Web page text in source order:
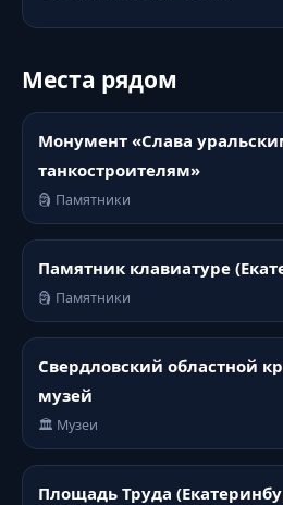
Места рядом
Монумент «Слава
танкостроителям»
🗿 Памятники
Памятник клавиатуре
🗿 Памятники
Свердловский областной
музей
🏛️ Музеи
Площадь Труда